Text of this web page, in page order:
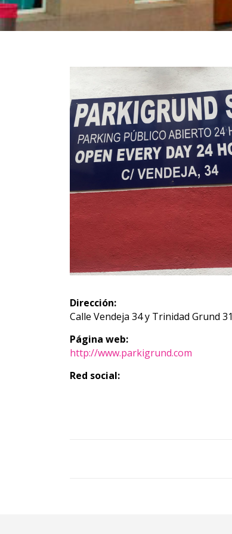
Dirección:
Calle Vendeja 34 y Trinidad Grund 31
Página web:
http://www.parkigrund.com
Red social: